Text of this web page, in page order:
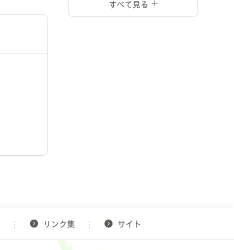
すべて見る
リンク集 サイト